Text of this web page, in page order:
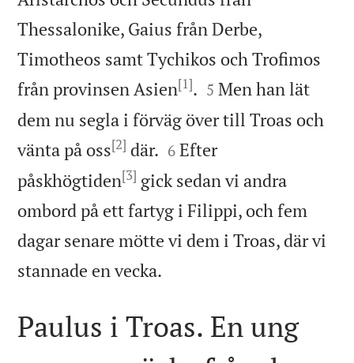
Thessalonike, Gaius från Derbe,
Timotheos samt Tychikos och Trofimos
från provinsen Asien[1]. 

5 Men han lät
dem nu segla i förväg över till Troas och
vänta på oss[2] där. 

6 Efter
påskhögtiden[3] gick sedan vi andra
ombord på ett fartyg i Filippi, och fem
dagar senare mötte vi dem i Troas, där vi
stannade en vecka.
Paulus i Troas. En ung